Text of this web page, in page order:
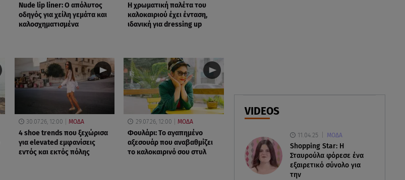
στίβο
06.08.26 , 12:33
Παρουσιάστηκε η εφαρμογή
myAGRO: Πότε ξεκινούν οι
πληρωμές στους αγρότες
VIDEOS
11.04.25 ΜΟΔΑ
Shopping Star: Η
Σταυρούλα φόρεσε ένα
εξαιρετικό σύνολο για
την
Nude lip liner: Ο απόλυτος
οδηγός για χείλη γεμάτα και
καλοσχηματισμένα
Η χρωματική παλέτα του
καλοκαιριού έχει ένταση,
ιδανική για dressing up
30.07.26, 12:00 ΜΟΔΑ
4 shoe trends που ξεχώρισα
για elevated εμφανίσεις
εντός και εκτός πόλης
29.07.26, 12:00 ΜΟΔΑ
Φουλάρι: Το αγαπημένο
αξεσουάρ που αναβαθμίζει
το καλοκαιρινό σου στυλ